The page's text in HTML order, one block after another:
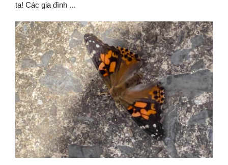
ta! Các gia đình ...